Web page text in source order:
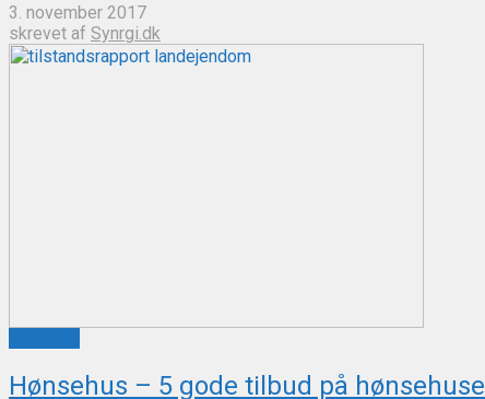
3. november 2017
skrevet af Synrgi.dk
Hønsehus – 5 gode tilbud på hønsehuse